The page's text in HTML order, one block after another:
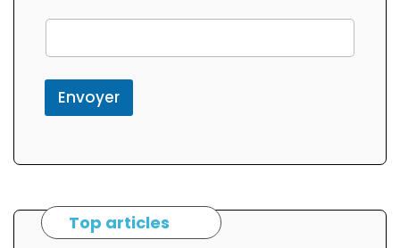
f
r
m
o
n
l
a
Envoyer
Top articles